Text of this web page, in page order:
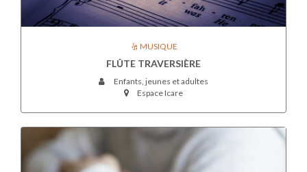
MUSIQUE
FLÛTE TRAVERSIÈRE
Enfants, jeunes et adultes
Espace Icare